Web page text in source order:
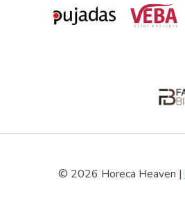
© 2026 Horeca Heaven |